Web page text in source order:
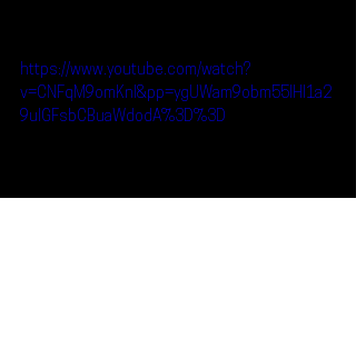
https://www.youtube.com/watch?
v=CNFqM9omKnI&pp=ygUWam9obm55IHl1a2
9uIGFsbCBuaWdodA%3D%3D